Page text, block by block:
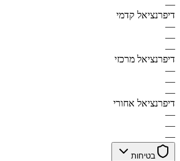
—
דיפרנציאל קדמי
—
—
—
דיפרנציאל מרכזי
—
—
—
דיפרנציאל אחורי
—
—
—
בטיחות